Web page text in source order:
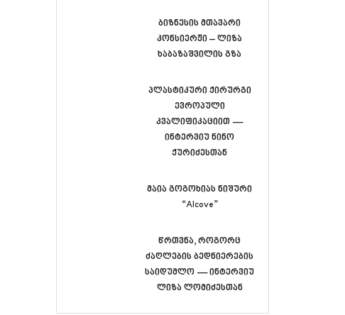
ბიზნესის მთავარი
კონსიერჟი – ლიზა
ხაბაზაშვილის გზა
პლასტიკური ქირურგი
ევროპული
კვალიფიკაციით —
ინტერვიუ ნინო
ქურიძესთან
მაია გოგოხიას ნიშური
“Alcove”
წრთვნა, როგორც
ძაღლების ბედნიერების
საიდუმლო — ინტერვიუ
ლიზა ლომიძესთან